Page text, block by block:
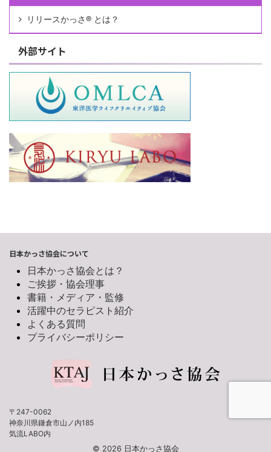
リリースかっさ®︎ とは？
外部サイト
日本かっさ協会について
日本かっさ協会とは？
ご挨拶・協会理事
書籍・メディア・監修
活躍中のセラピスト紹介
よくある質問
プライバシーポリシー
〒247-0062
神奈川県鎌倉市山ノ内185
気流LABO内
© 2026 日本かっさ協会